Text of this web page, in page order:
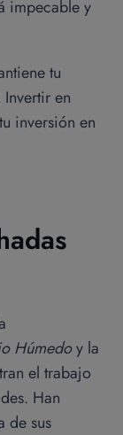
impecable y
tu
en
inversión en
Húmedoy la
el trabajo
Han
de sus